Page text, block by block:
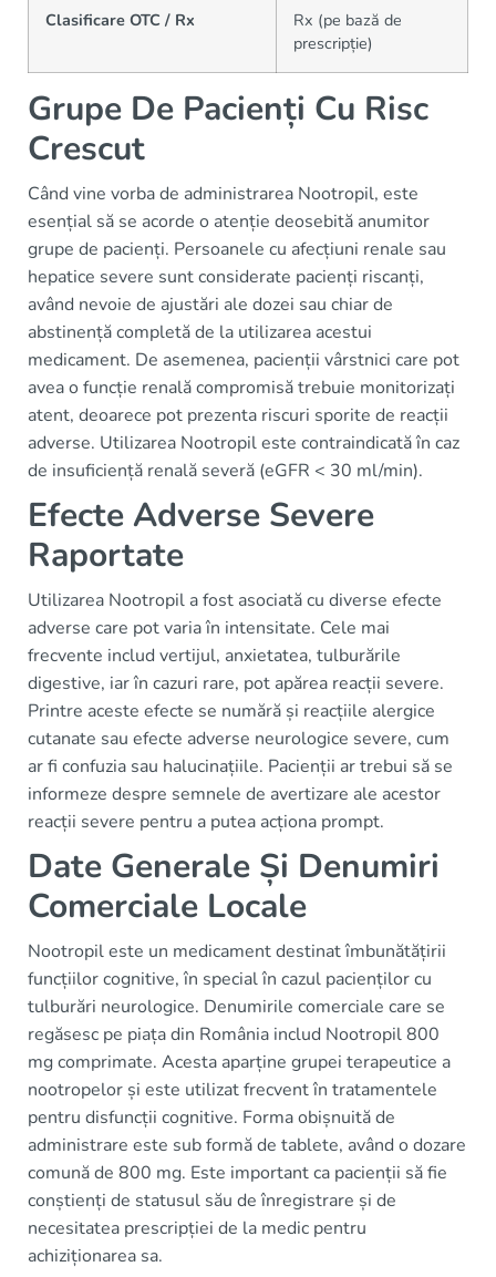
Clasificare OTC / Rx
Rx (pe bază de
prescripție)
Grupe De Pacienți Cu Risc
Crescut
Când vine vorba de administrarea Nootropil, este
esențial să se acorde o atenție deosebită anumitor
grupe de pacienți. Persoanele cu afecțiuni renale sau
hepatice severe sunt considerate pacienți riscanți,
având nevoie de ajustări ale dozei sau chiar de
abstinență completă de la utilizarea acestui
medicament. De asemenea, pacienții vârstnici care pot
avea o funcție renală compromisă trebuie monitorizați
atent, deoarece pot prezenta riscuri sporite de reacții
adverse. Utilizarea Nootropil este contraindicată în caz
de insuficiență renală severă (eGFR < 30 ml/min).
Efecte Adverse Severe
Raportate
Utilizarea Nootropil a fost asociată cu diverse efecte
adverse care pot varia în intensitate. Cele mai
frecvente includ vertijul, anxietatea, tulburările
digestive, iar în cazuri rare, pot apărea reacții severe.
Printre aceste efecte se numără și reacțiile alergice
cutanate sau efecte adverse neurologice severe, cum
ar fi confuzia sau halucinațiile. Pacienții ar trebui să se
informeze despre semnele de avertizare ale acestor
reacții severe pentru a putea acționa prompt.
Date Generale Și Denumiri
Comerciale Locale
Nootropil este un medicament destinat îmbunătățirii
funcțiilor cognitive, în special în cazul pacienților cu
tulburări neurologice. Denumirile comerciale care se
regăsesc pe piața din România includ Nootropil 800
mg comprimate. Acesta aparține grupei terapeutice a
nootropelor și este utilizat frecvent în tratamentele
pentru disfuncții cognitive. Forma obișnuită de
administrare este sub formă de tablete, având o dozare
comună de 800 mg. Este important ca pacienții să fie
conștienți de statusul său de înregistrare și de
necesitatea prescripției de la medic pentru
achiziționarea sa.